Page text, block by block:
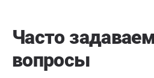
Уже дома у меня возникли
вопросы по приему. Звонила
клинику с вопросом, мне в
день перезвонил доктор и все
Часто
вопросы